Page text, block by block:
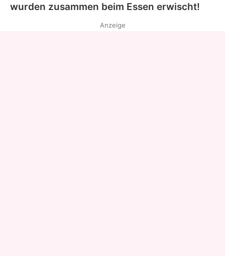
wurden zusammen beim Essen erwischt!
Anzeige